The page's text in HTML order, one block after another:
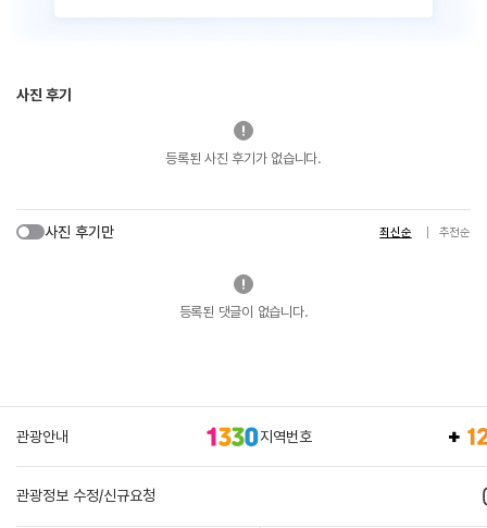
사진 후기
등록된 사진 후기가 없습니다.
사진 후기만 최신순 추천순
등록된 댓글이 없습니다.
관광안내 지역번호
관광정보 수정/신규요청